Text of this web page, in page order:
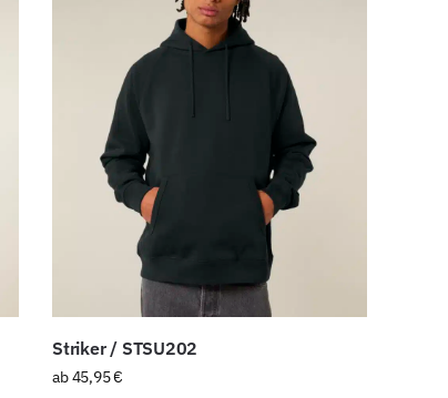
Striker / STSU202
ab45,95€